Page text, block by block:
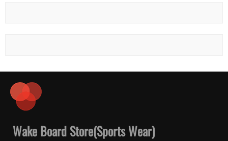
Wake Board Store(Sports Wear)